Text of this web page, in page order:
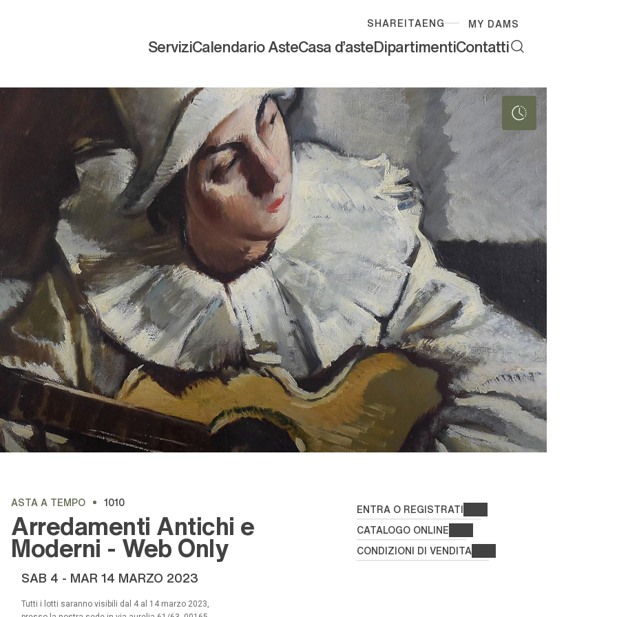
SHAREITAENG MY DAMS
ServiziCalendario AsteCasa d'asteDipartimentiContatti
ASTA A TEMPO 1010
Arredamenti Antichi e
Moderni - Web Only
SAB 4 - MAR 14 MARZO 2023
Tutti i lotti saranno visibili dal 4 al 14 marzo 2023,
ENTRA O REGISTRATI
CATALOGO ONLINE
CONDIZIONI DI VENDITA